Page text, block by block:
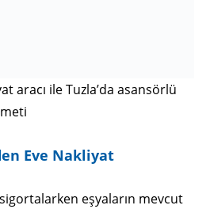
aracı ile Tuzla’da asansörlü
Eve Nakliyat
sigortalarken eşyaların mevcut